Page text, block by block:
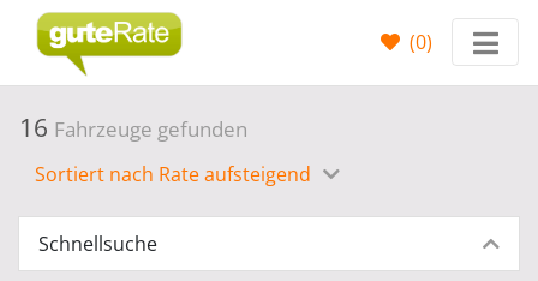
(0)
16 Fahrzeuge gefunden
Sortiert nach Rate aufsteigend
Schnellsuche